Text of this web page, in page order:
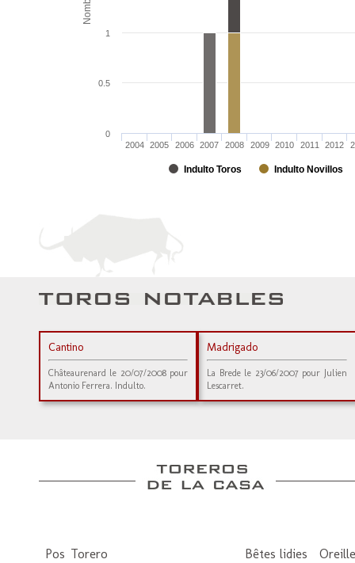
Nombre
Indulto Toros Indulto Novillos
2004 2005 2006 2007 2008 2009 2010 2011 2012
0
0.5
1
Cantino
Châteaurenard le 20/07/2008 pour
Antonio Ferrera. Indulto.
Madrigado
La Brede le 23/06/2007 pour Julien
Lescarret.
Pos Torero Bêtes lidies